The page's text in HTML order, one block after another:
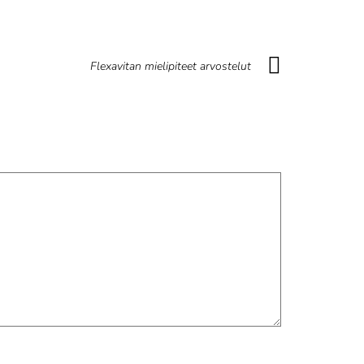
Flexavitan mielipiteet arvostelut